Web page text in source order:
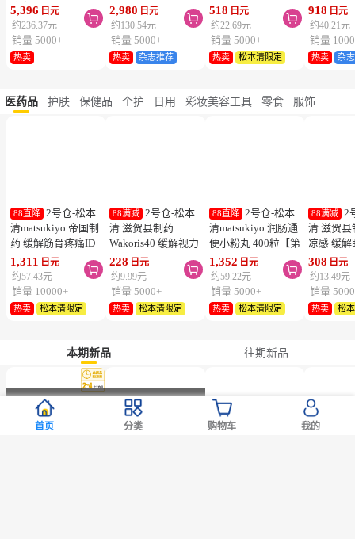
胶囊 促进血栓溶解
降三高 120粒
5,396 日元
约236.37元

销量 5000+
热卖
28ml 减少毛孔 懒人
护肤
2,980 日元
约130.54元

销量 5000+
热卖 杂志推荐
系列 维C诱导体 烟
酰胺 奢华面膜 1片
518 日元
约22.69元

销量 5000+
热卖 松本清限定
泌体精华
7片
肤弹力透
918 日元
约40.21元
销量
热卖 杂
医药品 护肤 保健品 个护 日用 彩妆美容工具 零食 服饰
88直降 2号仓-松本
清matsukiyo 帝国制
药 缓解筋骨疼痛ID
温感贴 14cm×10cm
28片【第2类医药
品】
1,311 日元
约57.43元

销量 10000+
热卖 松本清限定
88满减
2号仓-松本
清 滋贺县制药
Wakoris40 缓解视力
疲劳改善眼充血眼药
水 15ml【第3类医药
品】【寒冷地区勿
拍，易冻结】
228 日元
约9.99元

销量 5000+
热卖 松本清限定
88直降 2号仓-松本
清matsukiyo 润肠通
便小粉丸 400粒【第
2类医药品】
1,352 日元
约59.22元

销量 5000+
热卖 松本清限定
88满减
2
清 滋贺县
凉感 缓解
眼药水
医药品】
勿拍，易
308 日元
约13.49元
销量
热卖 松
本期新品 往期新品
暂时缺货 暂时缺货
首页 分类 购物车 我的